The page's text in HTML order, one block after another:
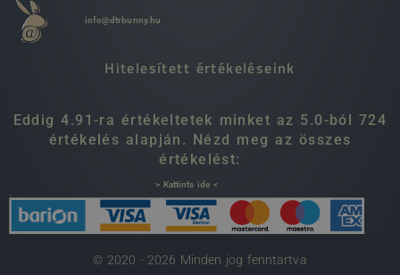
info@dtrbunny.hu
Hitelesített értékeléseink
Eddig 4.91-ra értékeltetek minket az 5.0-ból 724
értékelés alapján. Nézd meg az összes
értékelést:
> Kattints ide <
© 2020 - 2026 Minden jog fenntartva